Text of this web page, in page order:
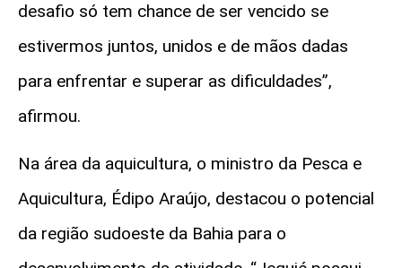
desafio só tem chance de ser vencido se
estivermos juntos, unidos e de mãos dadas
para enfrentar e superar as dificuldades”,
afirmou.
Na área da aquicultura, o ministro da Pesca e
Aquicultura, Édipo Araújo, destacou o potencial
da região sudoeste da Bahia para o